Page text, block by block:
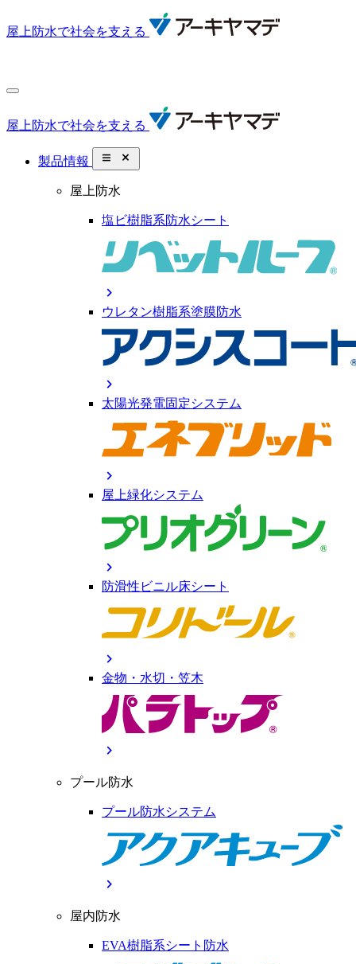
屋上防水で社会を支える
屋上防水で社会を支える
製品情報 close_small
屋上防水
塩ビ樹脂系防水シート
chevron_right
ウレタン樹脂系塗膜防水
chevron_right
太陽光発電固定システム
chevron_right
屋上緑化システム
chevron_right
防滑性ビニル床シート
chevron_right
金物・水切・笠木
chevron_right
プール防水
プール防水システム
chevron_right
屋内防水
EVA樹脂系シート防水